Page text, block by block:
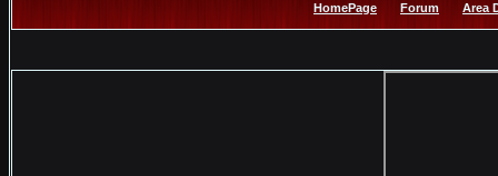
HomePage Forum Area